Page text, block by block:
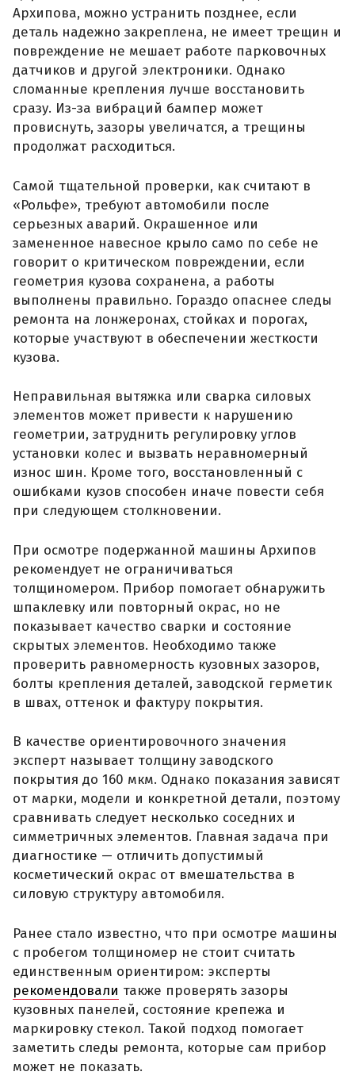
Архипова, можно устранить позднее, если
деталь надежно закреплена, не имеет трещин и
повреждение не мешает работе парковочных
датчиков и другой электроники. Однако
сломанные крепления лучше восстановить
сразу. Из-за вибраций бампер может
провиснуть, зазоры увеличатся, а трещины
продолжат расходиться.
Самой тщательной проверки, как считают в
«Рольфе», требуют автомобили после
серьезных аварий. Окрашенное или
замененное навесное крыло само по себе не
говорит о критическом повреждении, если
геометрия кузова сохранена, а работы
выполнены правильно. Гораздо опаснее следы
ремонта на лонжеронах, стойках и порогах,
которые участвуют в обеспечении жесткости
кузова.
Неправильная вытяжка или сварка силовых
элементов может привести к нарушению
геометрии, затруднить регулировку углов
установки колес и вызвать неравномерный
износ шин. Кроме того, восстановленный с
ошибками кузов способен иначе повести себя
при следующем столкновении.
При осмотре подержанной машины Архипов
рекомендует не ограничиваться
толщиномером. Прибор помогает обнаружить
шпаклевку или повторный окрас, но не
показывает качество сварки и состояние
скрытых элементов. Необходимо также
проверить равномерность кузовных зазоров,
болты крепления деталей, заводской герметик
в швах, оттенок и фактуру покрытия.
В качестве ориентировочного значения
эксперт называет толщину заводского
покрытия до 160 мкм. Однако показания зависят
от марки, модели и конкретной детали, поэтому
сравнивать следует несколько соседних и
симметричных элементов. Главная задача при
диагностике — отличить допустимый
косметический окрас от вмешательства в
силовую структуру автомобиля.
Ранее стало известно, что при осмотре машины
с пробегом толщиномер не стоит считать
единственным ориентиром: эксперты
рекомендовали также проверять зазоры
кузовных панелей, состояние крепежа и
маркировку стекол. Такой подход помогает
заметить следы ремонта, которые сам прибор
может не показать.